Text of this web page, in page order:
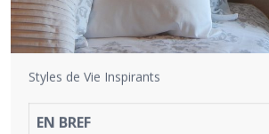
Styles de Vie Inspirants
EN BREF